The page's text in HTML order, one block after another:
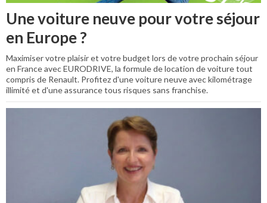
Une voiture neuve pour votre séjour
en Europe ?
Maximiser votre plaisir et votre budget lors de votre prochain séjour
en France avec EURODRIVE, la formule de location de voiture tout
compris de Renault. Profitez d'une voiture neuve avec kilométrage
illimité et d'une assurance tous risques sans franchise.